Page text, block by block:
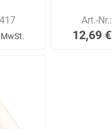
Art.-Nr.:
12,69 €